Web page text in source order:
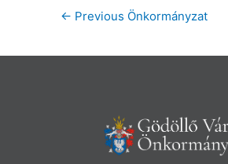
← Previous Önkormányzat